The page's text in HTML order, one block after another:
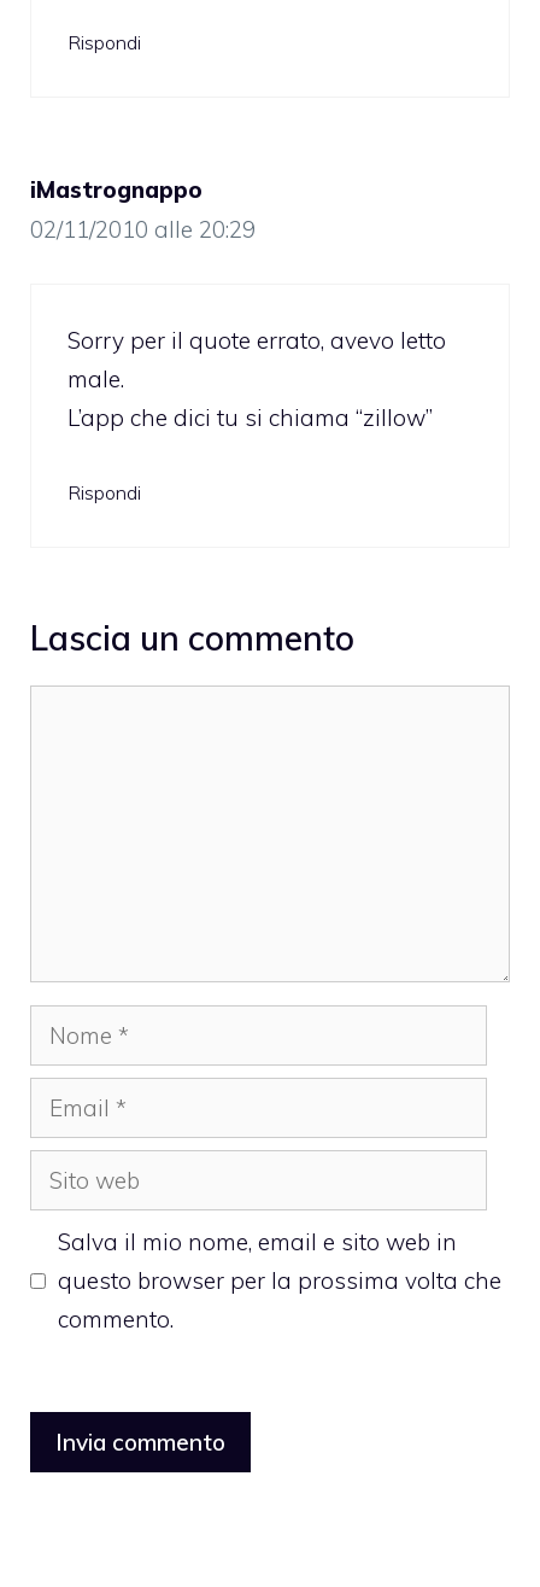
Rispondi
iMastrognappo
02/11/2010 alle 20:29
Sorry per il quote errato, avevo letto
male.
L’app che dici tu si chiama “zillow”
Rispondi
Lascia un commento
Nome
Email
Sito
web
Salva il mio nome, email e sito web in
questo browser per la prossima volta che
commento.